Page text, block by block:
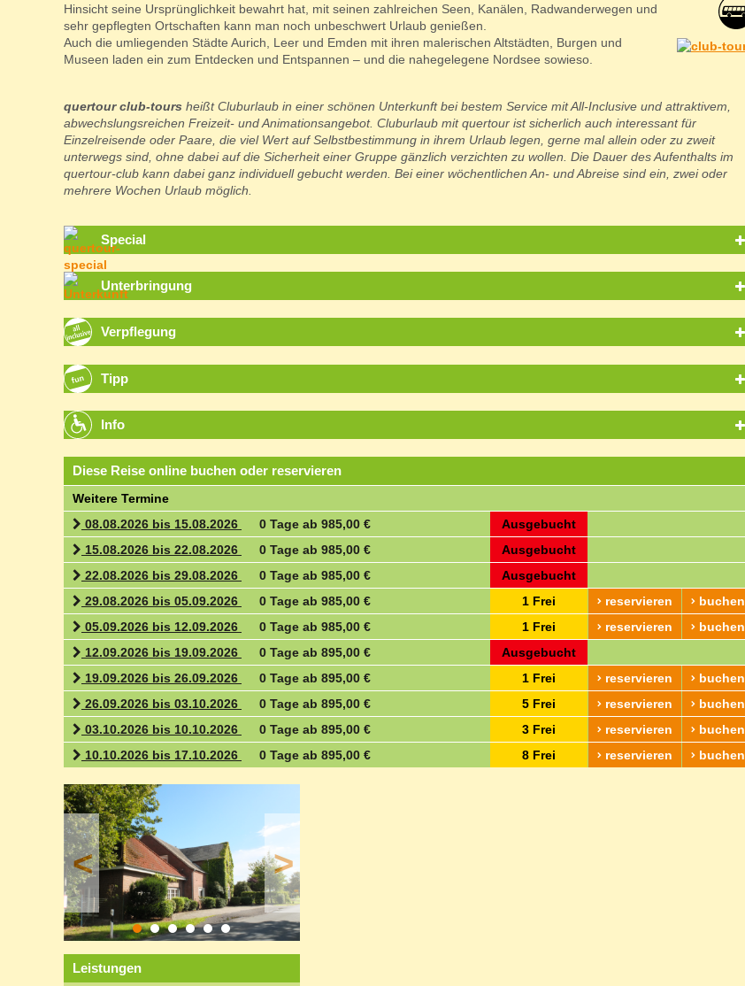
Hinsicht seine Ursprünglichkeit bewahrt hat, mit seinen zahlreichen Seen, Kanälen, Radwanderwegen und
sehr gepflegten Ortschaften kann man noch unbeschwert Urlaub genießen.
Auch die umliegenden Städte Aurich, Leer und Emden mit ihren malerischen Altstädten, Burgen und
Museen laden ein zum Entdecken und Entspannen – und die nahegelegene Nordsee sowieso.
quertour club-tours heißt Cluburlaub in einer schönen Unterkunft bei bestem Service mit All-Inclusive und attraktivem,
abwechslungsreichen Freizeit- und Animationsangebot. Cluburlaub mit quertour ist sicherlich auch interessant für
Einzelreisende oder Paare, die viel Wert auf Selbstbestimmung in ihrem Urlaub legen, gerne mal allein oder zu zweit
unterwegs sind, ohne dabei auf die Sicherheit einer Gruppe gänzlich verzichten zu wollen. Die Dauer des Aufenthalts im
quertour-club kann dabei ganz individuell gebucht werden. Bei einer wöchentlichen An- und Abreise sind ein, zwei oder
mehrere Wochen Urlaub möglich.
Special
Unterbringung
Verpflegung
Tipp
Info
Diese Reise online buchen oder reservieren
Weitere Termine
Ausgebucht
08.08.2026 bis 15.08.2026
0 Tage ab 985,00 €
Ausgebucht
15.08.2026 bis 22.08.2026
0 Tage ab 985,00 €
Ausgebucht
22.08.2026 bis 29.08.2026
0 Tage ab 985,00 €
buchen
reservieren
1 Frei
29.08.2026 bis 05.09.2026
0 Tage ab 985,00 €
buchen
reservieren
1 Frei
05.09.2026 bis 12.09.2026
0 Tage ab 985,00 €
Ausgebucht
12.09.2026 bis 19.09.2026
0 Tage ab 895,00 €
buchen
reservieren
1 Frei
19.09.2026 bis 26.09.2026
0 Tage ab 895,00 €
buchen
reservieren
5 Frei
26.09.2026 bis 03.10.2026
0 Tage ab 895,00 €
buchen
reservieren
3 Frei
03.10.2026 bis 10.10.2026
0 Tage ab 895,00 €
buchen
reservieren
8 Frei
10.10.2026 bis 17.10.2026 0 Tage ab 895,00 €
< >
Leistungen